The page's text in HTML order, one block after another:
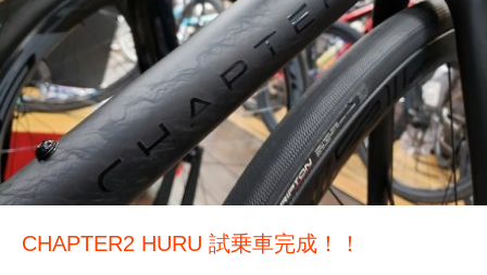
CHAPTER2 HURU 試乗車完成！！